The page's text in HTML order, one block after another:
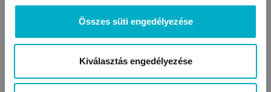
Összes süti engedélyezése
Kiválasztás engedélyezése
Még 6 színben
Készletkisöprés!
Megtakarítás: 1 700 Ft